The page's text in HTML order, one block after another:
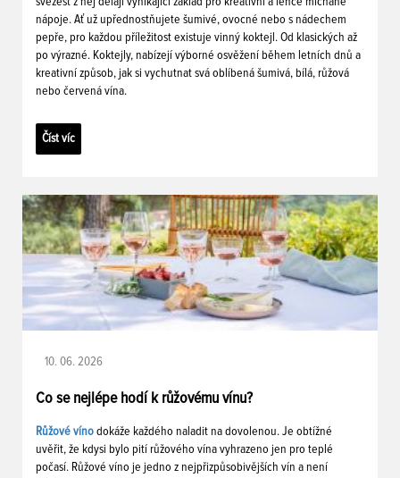
nápoje. Ať už upřednostňujete šumivé, ovocné nebo s nádechem
pepře, pro každou příležitost existuje vinný koktejl. Od klasických až
po výrazné. Koktejly, nabízejí výborné osvěžení během letních dnů a
kreativní způsob, jak si vychutnat svá oblíbená šumivá, bílá, růžová
nebo červená vína.
Číst víc
10. 06. 2026
Co se nejlépe hodí k růžovému vínu?
Růžové víno dokáže každého naladit na dovolenou. Je obtížné
uvěřit, že kdysi bylo pití růžového vína vyhrazeno jen pro teplé
počasí. Růžové víno je jedno z nejpřizpůsobivějších vín a není